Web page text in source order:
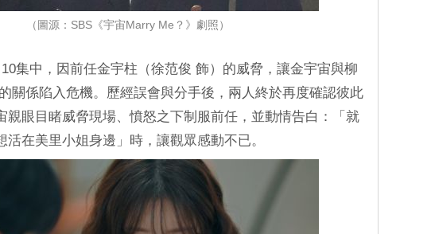
（圖源：SBS《宇宙Marry Me？》劇照）
集中，因前任金宇柱（徐范俊 飾）的威脅，讓金宇宙與柳
關係陷入危機。歷經誤會與分手後，兩人終於再度確認彼此
親眼目睹威脅現場、憤怒之下制服前任，並動情告白：「就
活在美里小姐身邊」時，讓觀眾感動不已。